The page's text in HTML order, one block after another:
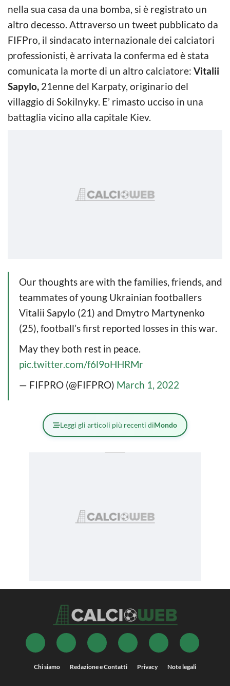
nella sua casa da una bomba, si è registrato un
altro decesso. Attraverso un tweet pubblicato da
FIFPro, il sindacato internazionale dei calciatori
professionisti, è arrivata la conferma ed è stata
comunicata la morte di un altro calciatore: Vitalii
Sapylo, 21enne del Karpaty, originario del
villaggio di Sokilnyky. E’ rimasto ucciso in una
battaglia vicino alla capitale Kiev.
Our thoughts are with the families, friends, and
teammates of young Ukrainian footballers
Vitalii Sapylo (21) and Dmytro Martynenko
(25), football’s first reported losses in this war.
May they both rest in peace.
pic.twitter.com/f6l9oHHRMr
— FIFPRO (@FIFPRO) March 1, 2022
Leggi gli articoli più recenti diMondo
Chi siamo Redazione e Contatti Privacy Note legali